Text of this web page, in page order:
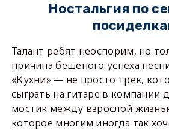
Ностальгия по
Талант ребят неоспорим, но
причина бешеного успеха
«Кухни» — не просто трек,
сыграть на гитаре в компании
мостик между взрослой
которое многим иногда так